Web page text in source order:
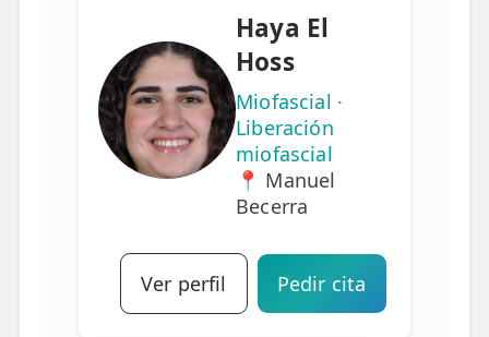
Haya El
Hoss
Miofascial ·
Liberación
miofascial
📍 Manuel
Becerra
Ver perfil Pedir cita